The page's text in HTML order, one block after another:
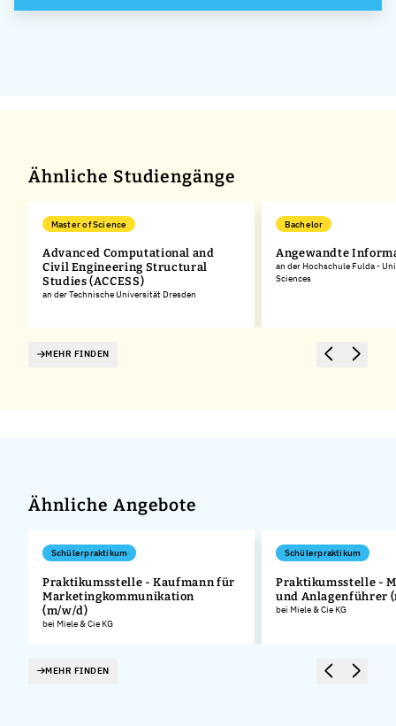
Ähnliche Studiengänge
Master of Science
Advanced Computational and
Civil Engineering Structural
Studies (ACCESS)
an der Technische Universität Dresden
Bachelor
Angewandte
an der Hochschule Fulda -
Sciences
MEHR FINDEN
Ähnliche Angebote
Schülerpraktikum
Praktikumsstelle - Kaufmann für
Marketingkommunikation
(m/w/d)
bei Miele & Cie KG
Schülerpraktikum
Praktikumsstelle -
und Anlagenführer
bei Miele & Cie KG
MEHR FINDEN